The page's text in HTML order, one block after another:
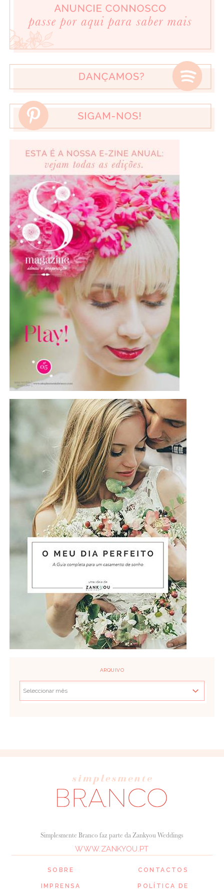
ARQUIVO
SOBRE
IMPRENSA
Simplesmente Branco faz parte da Zankyou Weddings
WWW.ZANKYOU.PT
CONTACTOS
POLÍTICA DE